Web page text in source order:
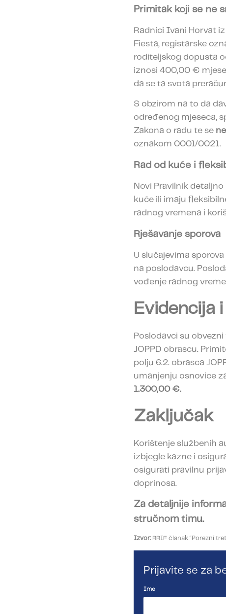
Primitak koji se ne
Radnici Ivani Horvat
Fiesta, registarske
roditeljskog dopusta
iznosi 400,00 €
da se ta svota
S obzirom na to da
određenog mjeseca,
Zakona o radu te se
oznakom 0001/0021.
Rad od kuće i
Novi Pravilnik
kuće ili imaju
radnog vremena i
Rješavanje sporova
U slučajevima
na poslodavcu.
vođenje radnog
Evidencija
Poslodavci su
JOPPD obrascu.
polju 6.2. obrasca
umanjenju osnovice
1.300,00 €.
Zaključak
Korištenje službenih
izbjegle kazne i
osigurati pravilnu
doprinosa.
Za detaljnije
stručnom timu.
Izvor: RRIF članak “Porezni
Prijavite se za
Ime